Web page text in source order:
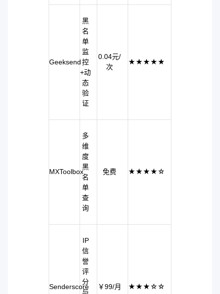
Geeksend
黑
名
单
监
控
+动
态
验
证
0.04元/
次
★★★★★
MXToolbox
多
维
度
黑
名
单
查
询
免费 ★★★★☆
Senderscore
IP
信
誉
评
分
与
￥99/月 ★★★☆☆